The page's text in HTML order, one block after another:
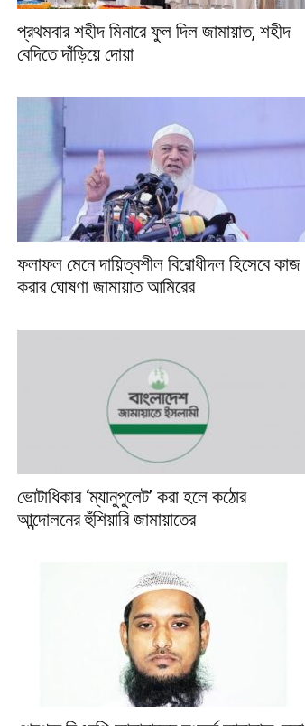
প্রথমবার শহীদ মিনারে ফুল দিল জামায়াত, শহীদ
বেদিতে দাঁড়িয়ে দোয়া
ফলাফল মেনে দায়িত্বশীল বিরোধীদল হিসেবে কাজ
করার ঘোষণা জামায়াত আমিরের
ভোটাধিকার ‘ম্যানুপুলেট’ করা হলে কঠোর
আন্দোলনের হুঁশিয়ারি জামায়াতের